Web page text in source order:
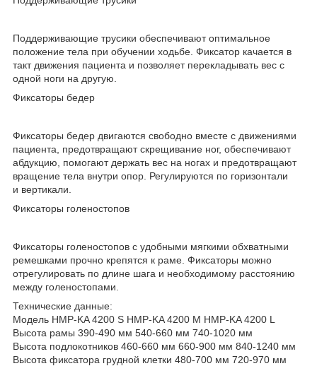
Поддерживающие трусики обеспечивают оптимальное
положение тела при обучении ходьбе. Фиксатор качается в
такт движения пациента и позволяет перекладывать вес с
одной ноги на другую.
Фиксаторы бедер
Фиксаторы бедер двигаются свободно вместе с движениями
пациента, предотвращают скрещивание ног, обеспечивают
абдукцию, помогают держать вес на ногах и предотвращают
вращение тела внутри опор. Регулируются по горизонтали
и вертикали.
Фиксаторы голеностопов
Фиксаторы голеностопов с удобными мягкими обхватными
ремешками прочно крепятся к раме. Фиксаторы можно
отрегулировать по длине шага и необходимому расстоянию
между голеностопами.
Технические данные:
Модель HMP-KA 4200 S HMP-KA 4200 M HMP-KA 4200 L
Высота рамы 390-490 мм 540-660 мм 740-1020 мм
Высота подлокотников 460-660 мм 660-900 мм 840-1240 мм
Высота фиксатора грудной клетки 480-700 мм 720-970 мм